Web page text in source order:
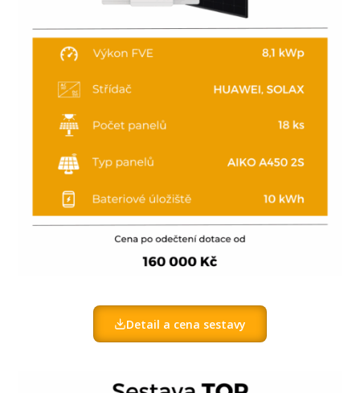
Detail a cena sestavy